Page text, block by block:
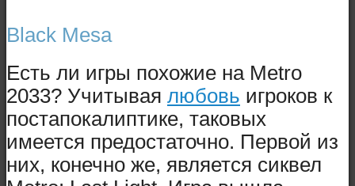
Black Mesa
Есть ли игры похожие на Metro
2033? Учитывая любовь игроков к
постапокалиптике, таковых
имеется предостаточно. Первой из
них, конечно же, является сиквел